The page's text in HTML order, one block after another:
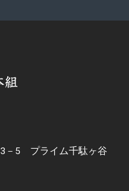
－5 プライム千駄ヶ谷